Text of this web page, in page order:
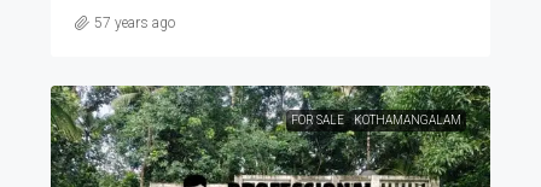
57 years ago
FOR SALE KOTHAMANGALAM